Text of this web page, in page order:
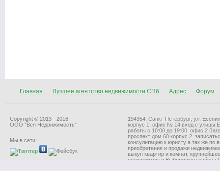
Главная Лучшее агентство недвижимости СПб Адрес Форум
Copyright © 2013 - 2016
ООО "Вся Недвижимость"
Мы в сети:
194354, Санкт-Петербург, ул.
корпус 1, офис № 14 вход с улицы
работы с 10:00 до 19:00 офис 2
проспект дом 60 корпус 2
консультацию к юристу а так же по
приобретения и продажи
выкуп квартир и комнат,
недвижимости Выборгского района